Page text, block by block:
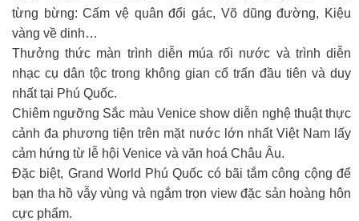
từng bừng: Cấm vệ quân đổi gác, Võ dũng đường, Kiệu
vàng về dinh…
Thưởng thức màn trình diễn múa rối nước và trình diễn
nhạc cụ dân tộc trong không gian cổ trấn đầu tiên và duy
nhất tại Phú Quốc.
Chiêm ngưỡng Sắc màu Venice show diễn nghệ thuật thực
cảnh đa phương tiện trên mặt nước lớn nhất Việt Nam lấy
cảm hứng từ lễ hội Venice và văn hoá Châu Âu.
Đặc biệt, Grand World Phú Quốc có bãi tắm công cộng để
bạn tha hồ vẫy vùng và ngắm trọn view đặc sản hoàng hôn
cực phẩm.